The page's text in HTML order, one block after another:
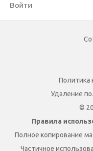
Войти
Политика
Удаление
©
Правила
Полное копирование
Частичное